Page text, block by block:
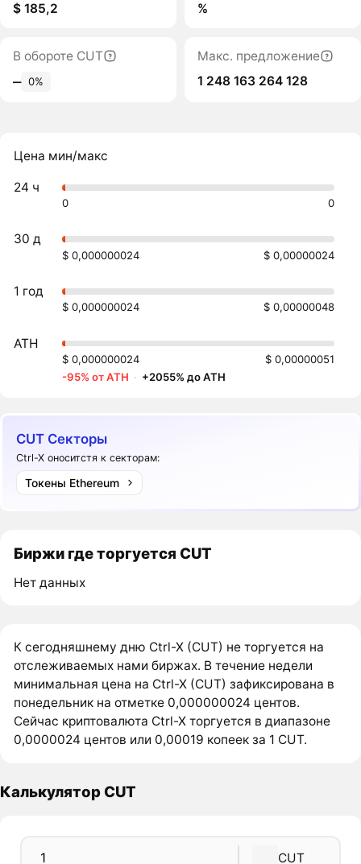
$ 185,2
%
В обороте CUT
‒ 0%
Макс. предложение
1 248 163 264 128
Цена мин/макс
24 ч
0 0
30 д
$ 0,000000024 $ 0,00000024
1 год
$ 0,000000024 $ 0,00000048
ATH
$ 0,000000024
$ 0,00000051
-95% от ATH · +2055% до ATH
CUT Секторы
Ctrl-X оноситстя к секторам:
Токены Ethereum
Биржи где торгуется CUT
Нет данных
К сегодняшнему дню Ctrl-X (CUT) не торгуется на
отслеживаемых нами биржах. В течение недели
минимальная цена на Ctrl-X (CUT) зафиксирована в
понедельник на отметке 0,000000024 центов.
Сейчас криптовалюта Ctrl-X торгуется в диапазоне
0,0000024 центов или 0,00019 копеек за 1 CUT.
Калькулятор CUT
CUT